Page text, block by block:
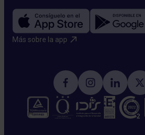
Más sobre la app​